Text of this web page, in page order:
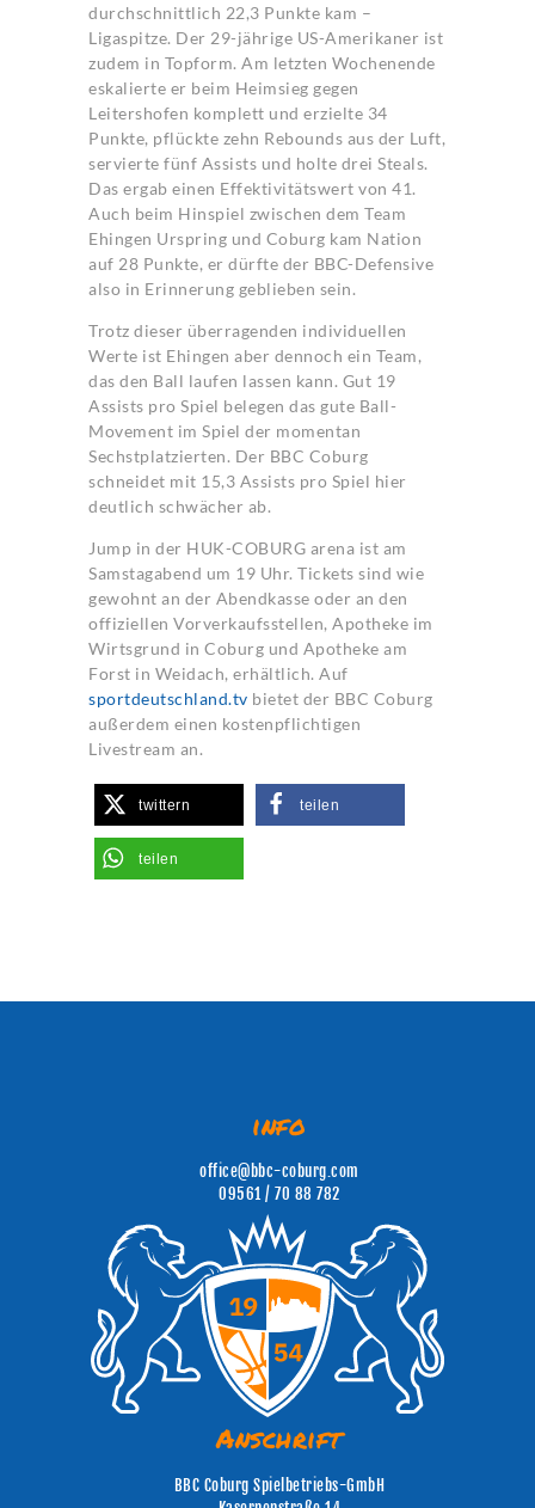
durchschnittlich 22,3 Punkte kam –
Ligaspitze. Der 29-jährige US-Amerikaner ist
zudem in Topform. Am letzten Wochenende
eskalierte er beim Heimsieg gegen
Leitershofen komplett und erzielte 34
Punkte, pflückte zehn Rebounds aus der Luft,
servierte fünf Assists und holte drei Steals.
Das ergab einen Effektivitätswert von 41.
Auch beim Hinspiel zwischen dem Team
Ehingen Urspring und Coburg kam Nation
auf 28 Punkte, er dürfte der BBC-Defensive
also in Erinnerung geblieben sein.
Trotz dieser überragenden individuellen
Werte ist Ehingen aber dennoch ein Team,
das den Ball laufen lassen kann. Gut 19
Assists pro Spiel belegen das gute Ball-
Movement im Spiel der momentan
Sechstplatzierten. Der BBC Coburg
schneidet mit 15,3 Assists pro Spiel hier
deutlich schwächer ab.
Jump in der HUK-COBURG arena ist am
Samstagabend um 19 Uhr. Tickets sind wie
gewohnt an der Abendkasse oder an den
offiziellen Vorverkaufsstellen, Apotheke im
Wirtsgrund in Coburg und Apotheke am
Forst in Weidach, erhältlich. Auf
sportdeutschland.tv bietet der BBC Coburg
außerdem einen kostenpflichtigen
Livestream an.
twittern teilen
teilen
info
office@bbc-coburg.com
09561 / 70 88 782
Anschrift
BBC Coburg Spielbetriebs-GmbH